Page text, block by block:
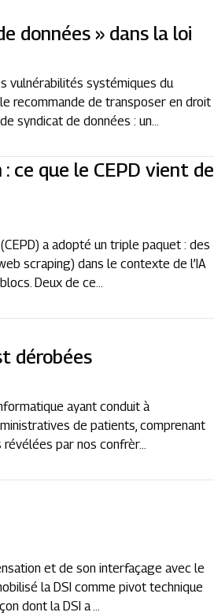
données » dans la loi
vulnérabilités systémiques du
recommande de transposer en droit
syndicat de données : un...
ce que le CEPD vient de
a adopté un triple paquet : des
scraping) dans le contexte de l’IA
Deux de ce...
dérobées
ayant conduit à
de patients, comprenant
par nos confrèr...
et de son interfaçage avec le
la DSI comme pivot technique
dont la DSI a ...